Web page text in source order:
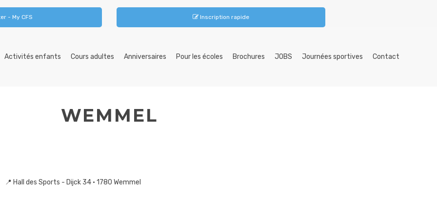
- My CFS Inscription rapide
Activités enfants Cours adultes Anniversaires Pour les écoles Brochures JOBS Journées sportives Contact
WEMMEL
📍 Hall des Sports - Dijck 34 • 1780 Wemmel